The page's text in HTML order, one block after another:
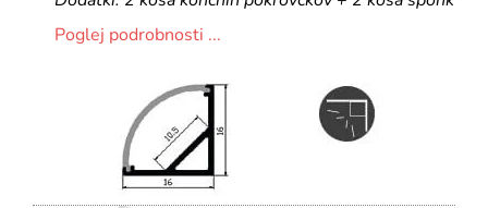
Poglej podrobnosti ...